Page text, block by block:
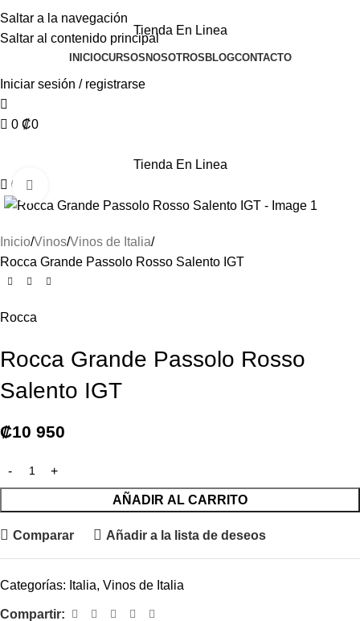
Saltar a la navegación
Saltar al contenido principal
Tienda En Linea
INICIOCURSOSNOSOTROSBLOGCONTACTO
Iniciar sesión / registrarse
0 ₡0
Tienda En Linea
0
Inicio Vinos Vinos de Italia
Rocca Grande Passolo Rosso Salento IGT
Rocca
Rocca Grande Passolo Rosso
Salento IGT
₡10 950
AÑADIR AL CARRITO
Comparar Añadir a la lista de deseos
Categorías: Italia, Vinos de Italia
Compartir: